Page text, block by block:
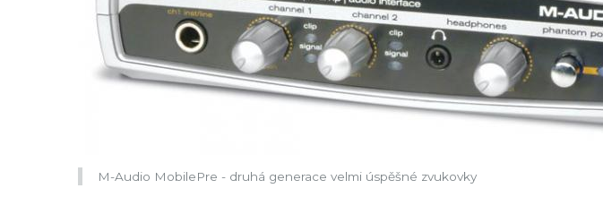
M-Audio MobilePre - druhá generace velmi úspěšné zvukovky